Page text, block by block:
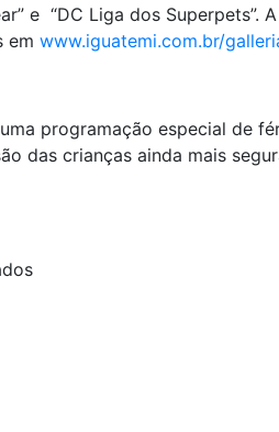
e “DC Liga dos
em www.iguatemi.com.br/
programação especial de
das crianças ainda mais